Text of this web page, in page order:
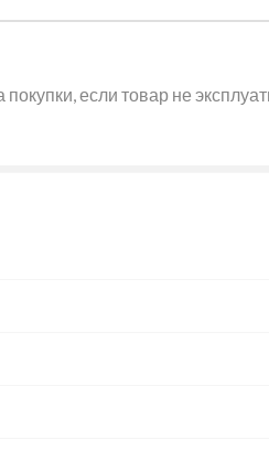
покупки, если товар не